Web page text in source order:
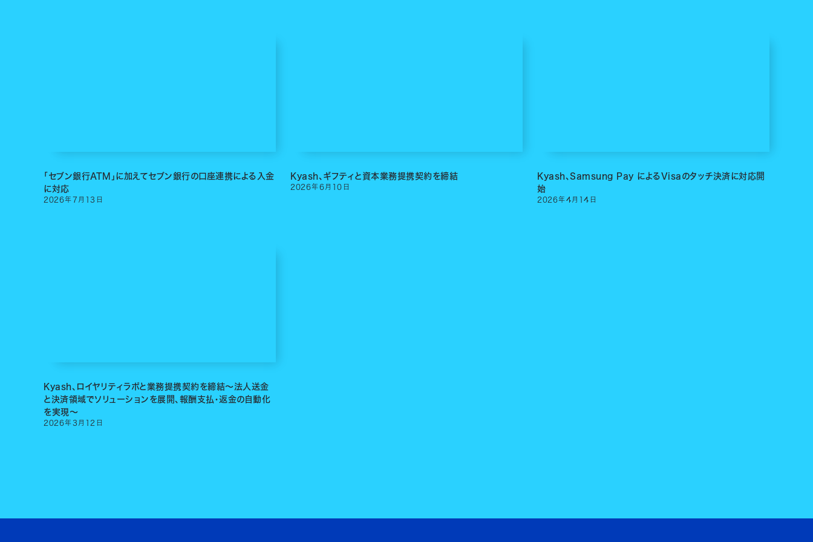
「セブン銀行ATM」に加えてセブン銀行の口座連携による入金
に対応
2026年7 月 13 日
Kyash、ギフティと資本業務提携契約を締結
2026年6 月 10 日
Kyash、Samsung Pay によるVisaのタッチ決済に対応開
始
2026年4 月 14 日
Kyash、ロイヤリティラボと業務提携契約を締結〜法人送金
と決済領域でソリューションを展開、報酬支払・返金の自動化
を実現〜
2026年3 月 12 日